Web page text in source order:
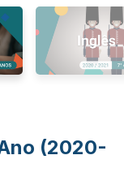
(2020-